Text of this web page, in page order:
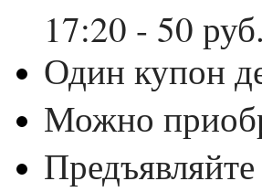
17:20 - 50
Один купон
Можно